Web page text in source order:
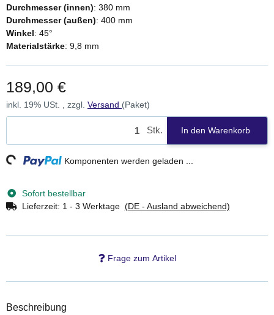
Durchmesser (innen): 380 mm
Durchmesser (außen): 400 mm
Winkel: 45°
Materialstärke: 9,8 mm
189,00 €
inkl. 19% USt. , zzgl. Versand (Paket)
Stk. In den Warenkorb
Komponenten werden geladen ...
Sofort bestellbar
Lieferzeit: 1 - 3 Werktage (DE - Ausland abweichend)
Frage zum Artikel
Beschreibung